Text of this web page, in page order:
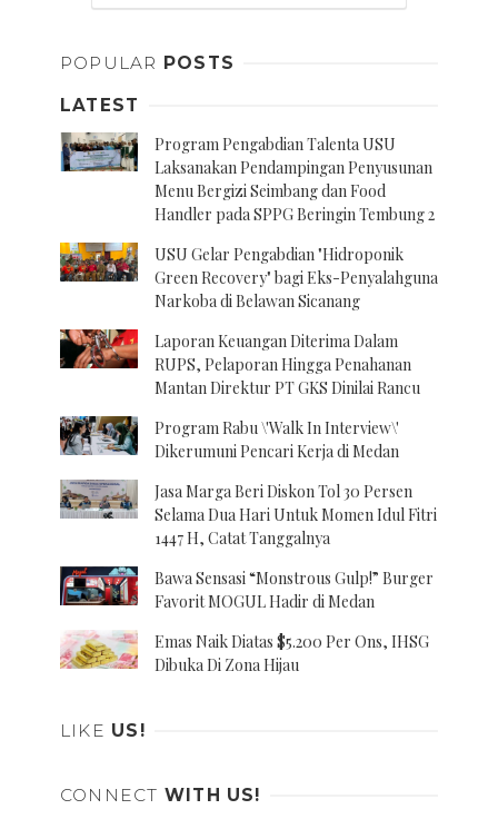
POPULAR POSTS
LATEST
Program Pengabdian Talenta USU
Laksanakan Pendampingan Penyusunan
Menu Bergizi Seimbang dan Food
Handler pada SPPG Beringin Tembung 2
USU Gelar Pengabdian "Hidroponik
Green Recovery" bagi Eks-Penyalahguna
Narkoba di Belawan Sicanang
Laporan Keuangan Diterima Dalam
RUPS, Pelaporan Hingga Penahanan
Mantan Direktur PT GKS Dinilai Rancu
Program Rabu \'Walk In Interview\'
Dikerumuni Pencari Kerja di Medan
Jasa Marga Beri Diskon Tol 30 Persen
Selama Dua Hari Untuk Momen Idul Fitri
1447 H, Catat Tanggalnya
Bawa Sensasi “Monstrous Gulp!” Burger
Favorit MOGUL Hadir di Medan
Emas Naik Diatas $5.200 Per Ons, IHSG
Dibuka Di Zona Hijau
LIKE US!
CONNECT WITH US!